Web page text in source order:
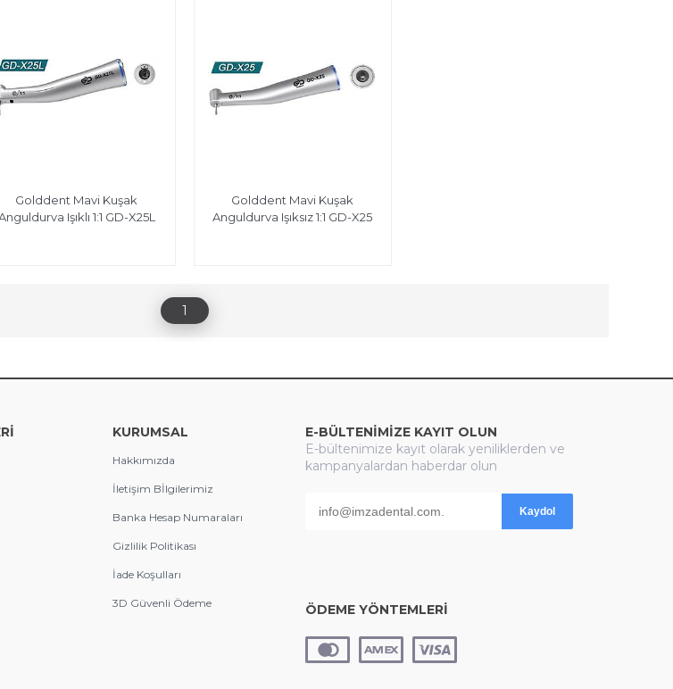
Golddent Mavi Kuşak
Işıklı 1:1 GD-X25L
Golddent Mavi Kuşak
Anguldurva Işıksız 1:1 GD-X25
1
KURUMSAL
Hakkımızda
İletişim Bİlgilerimiz
Banka Hesap Numaraları
Gizlilik Politikası
İade Koşulları
3D Güvenli Ödeme
E-BÜLTENİMİZE KAYIT OLUN
E-bültenimize kayıt olarak yeniliklerden ve
kampanyalardan haberdar olun
Kaydol
ÖDEME YÖNTEMLERİ